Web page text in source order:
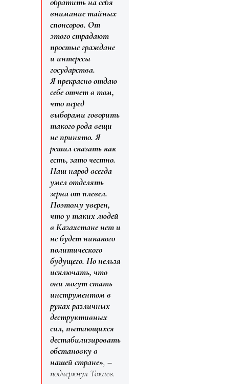
внимание тайных
спонсоров. От
этого страдают
простые граждане
и интересы
государства.
Я прекрасно отдаю
себе отчет в том,
что перед
выборами говорить
такого рода вещи
не принято. Я
решил сказать как
есть, зато честно.
Наш народ всегда
умел отделять
зерна от плевел.
Поэтому уверен,
что у таких людей
в Казахстане нет и
не будет никакого
политического
будущего. Но нельзя
исключать, что
они могут стать
инструментом в
руках различных
деструктивных
сил, пытающихся
дестабилизировать
обстановку в
нашей стране», –
подчеркнул Токаев.